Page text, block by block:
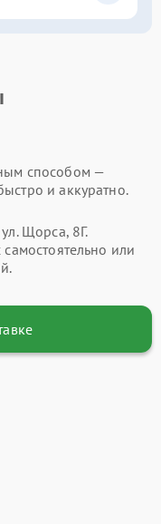
способом —
и аккуратно.
Щорса, 8Г.
или